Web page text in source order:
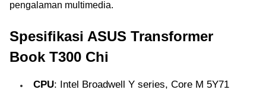
pengalaman multimedia.
Spesifikasi ASUS Transformer
Book T300 Chi
CPU: Intel Broadwell Y series, Core M 5Y71